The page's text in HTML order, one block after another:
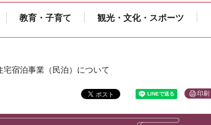
教育・子育て 観光・文化・スポーツ
宅宿泊事業（民泊）について
印刷